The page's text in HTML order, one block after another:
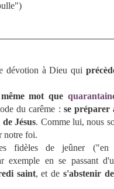
dévotion à Dieu qui
même mot que
du carême : se préparer
Jésus. Comme lui, nous
notre foi.
fidèles de jeûner ("en
exemple en se passant
saint, et des'abstenir